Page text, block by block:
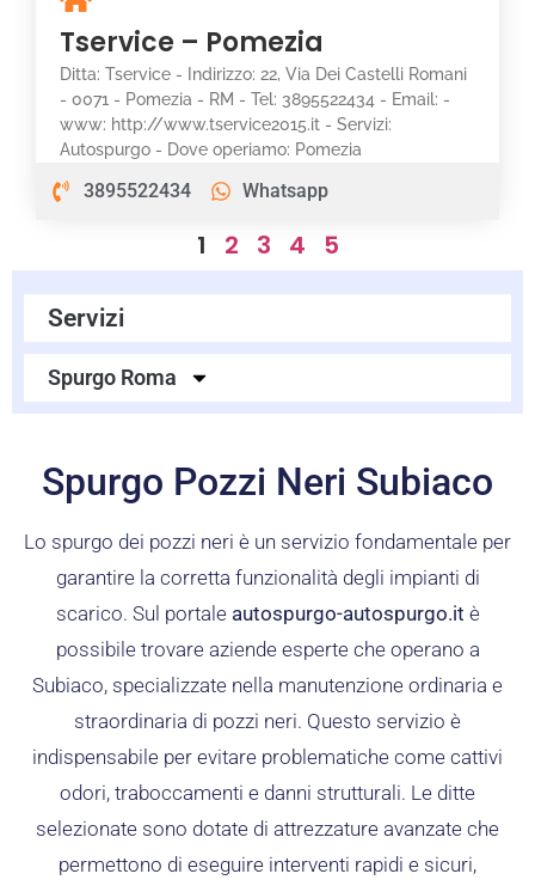
Tservice – Pomezia
Ditta: Tservice - Indirizzo: 22, Via Dei Castelli Romani
- 0071 - Pomezia - RM - Tel: 3895522434 - Email: -
www: http://www.tservice2015.it - Servizi:
Autospurgo - Dove operiamo: Pomezia
3895522434 Whatsapp
1 2 3 4 5
Servizi
Spurgo Roma
Spurgo Pozzi Neri Subiaco
Lo spurgo dei pozzi neri è un servizio fondamentale per
garantire la corretta funzionalità degli impianti di
scarico. Sul portale autospurgo-autospurgo.it è
possibile trovare aziende esperte che operano a
Subiaco, specializzate nella manutenzione ordinaria e
straordinaria di pozzi neri. Questo servizio è
indispensabile per evitare problematiche come cattivi
odori, traboccamenti e danni strutturali. Le ditte
selezionate sono dotate di attrezzature avanzate che
permettono di eseguire interventi rapidi e sicuri,